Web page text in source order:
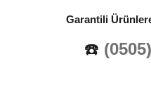
Garantili
☎️